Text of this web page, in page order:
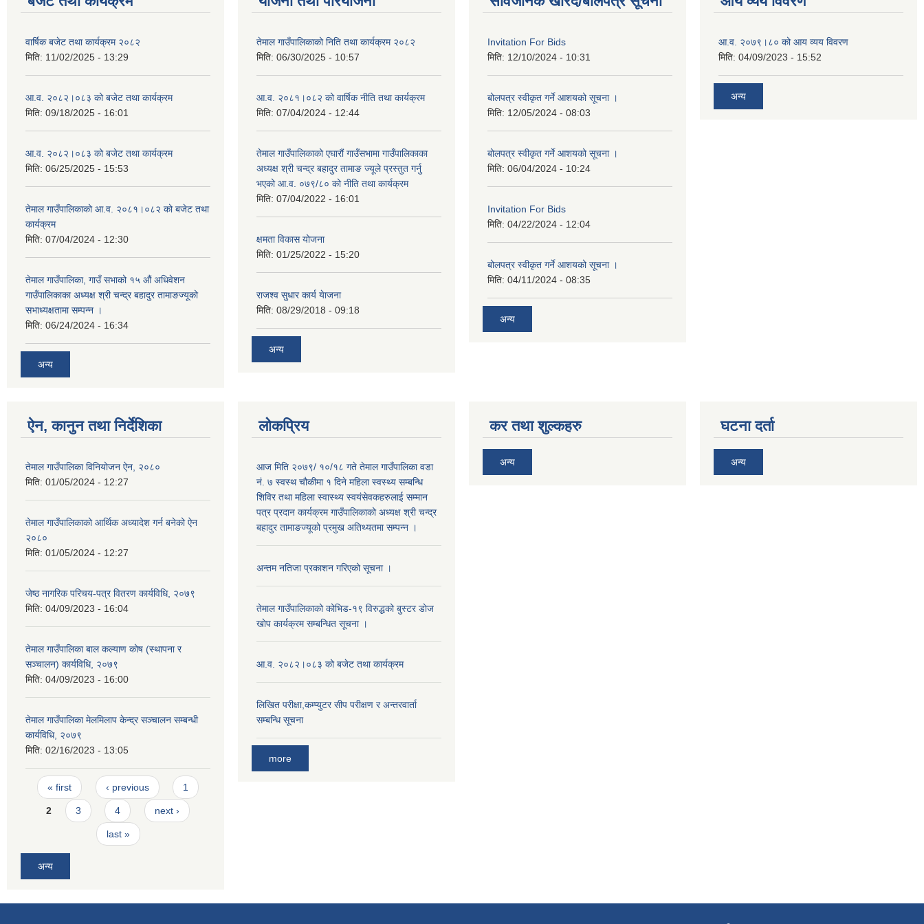
वार्षिक बजेट तथा कार्यक्रम २०८२
मिति: 11/02/2025 - 13:29
आ.व. २०८२।०८३ को बजेट तथा कार्यक्रम
मिति: 09/18/2025 - 16:01
आ.व. २०८२।०८३ को बजेट तथा कार्यक्रम
मिति: 06/25/2025 - 15:53
तेमाल गाउँपालिकाको आ.व. २०८१।०८२ को बजेट तथा
कार्यक्रम
मिति: 07/04/2024 - 12:30
तेमाल गाउँपालिका, गाउँ सभाको १५ औं अधिवेशन
गाउँपालिकाका अध्यक्ष श्री चन्द्र बहादुर तामाङज्यूको
सभाध्यक्षतामा सम्पन्न ।
मिति: 06/24/2024 - 16:34
अन्य
तेमाल गाउँपालिकाको निति तथा कार्यक्रम २०८२
मिति: 06/30/2025 - 10:57
आ.व. २०८१।०८२ को वार्षिक नीति तथा कार्यक्रम
मिति: 07/04/2024 - 12:44
तेमाल गाउँपालिकाको एघारौं गाउँसभामा गाउँपालिकाका
अध्यक्ष श्री चन्द्र बहादुर तामाङ ज्यूले प्रस्तुत गर्नु
भएको आ.व. ०७९/८० को नीति तथा कार्यक्रम
मिति: 07/04/2022 - 16:01
क्षमता विकास योजना
मिति: 01/25/2022 - 15:20
राजश्व सुधार कार्य येाजना
मिति: 08/29/2018 - 09:18
अन्य
Invitation For Bids
मिति: 12/10/2024 - 10:31
बोलपत्र स्वीकृत गर्ने आशयको सूचना ।
मिति: 12/05/2024 - 08:03
बोलपत्र स्वीकृत गर्ने आशयको सूचना ।
मिति: 06/04/2024 - 10:24
Invitation For Bids
मिति: 04/22/2024 - 12:04
बोलपत्र स्वीकृत गर्ने आशयको सूचना ।
मिति: 04/11/2024 - 08:35
अन्य
आ.व. २०७९।८० को आय व्यय विवरण
मिति: 04/09/2023 - 15:52
अन्य
ऐन, कानुन तथा निर्देशिका
तेमाल गाउँपालिका विनियोजन ऐन, २०८०
मिति: 01/05/2024 - 12:27
तेमाल गाउँपालिकाको आर्थिक अध्यादेश गर्न बनेको ऐन
२०८०
मिति: 01/05/2024 - 12:27
जेष्ठ नागरिक परिचय-पत्र वितरण कार्यविधि, २०७९
मिति: 04/09/2023 - 16:04
तेमाल गाउँपालिका बाल कल्याण कोष (स्थापना र
सञ्चालन) कार्यविधि, २०७९
मिति: 04/09/2023 - 16:00
तेमाल गाउँपालिका मेलमिलाप केन्द्र सञ्चालन सम्बन्धी
कार्यविधि, २०७९
मिति: 02/16/2023 - 13:05
Pages
« first ‹ previous 1
2 3 4 next ›
last »
अन्य
लोकप्रिय
आज मिति २०७९/ १०/१८ गते तेमाल गाउँपालिका वडा
नं. ७ स्वस्थ चौकीमा १ दिने महिला स्वस्थ्य सम्बन्धि
शिविर तथा महिला स्वास्थ्य स्वयंसेवकहरुलाई सम्मान
पत्र प्रदान कार्यक्रम गाउँपालिकाको अध्यक्ष श्री चन्द्र
बहादुर तामाङज्यूको प्रमुख अतिथ्यतमा सम्पन्न ।
अन्तम नतिजा प्रकाशन गरिएको सूचना ।
तेमाल गाउँपालिकाको कोभिड-१९ विरुद्धको बुस्टर डाेज
खाेप कार्यक्रम सम्बन्धित सूचना ।
आ.व. २०८२।०८३ को बजेट तथा कार्यक्रम
लिखित परीक्षा,कम्प्युटर सीप परीक्षण र अन्तरवार्ता
सम्बन्धि सूचना
more
कर तथा शुल्कहरु
अन्य
घटना दर्ता
अन्य